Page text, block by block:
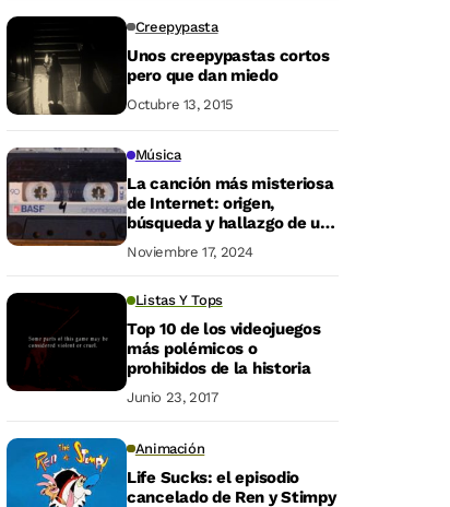
Creepypasta
Unos creepypastas cortos
pero que dan miedo
Octubre 13, 2015
Música
La canción más misteriosa
de Internet: origen,
búsqueda y hallazgo de un
enigma musical
Noviembre 17, 2024
Listas Y Tops
Top 10 de los videojuegos
más polémicos o
prohibidos de la historia
Junio 23, 2017
Animación
Life Sucks: el episodio
cancelado de Ren y Stimpy